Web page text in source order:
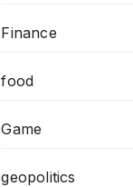
Finance
food
Game
geopolitics